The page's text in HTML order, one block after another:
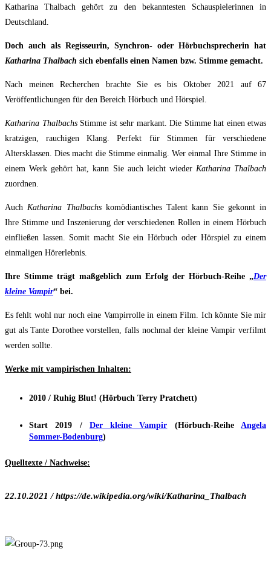
Katharina Thalbach gehört zu den bekanntesten Schauspielerinnen in
Deutschland.
Doch auch als Regisseurin, Synchron- oder Hörbuchsprecherin hat
Katharina Thalbach sich ebenfalls einen Namen bzw. Stimme gemacht.
Nach meinen Recherchen brachte Sie es bis Oktober 2021 auf 67
Veröffentlichungen für den Bereich Hörbuch und Hörspiel.
Katharina ThalbachsStimme ist sehr markant. Die Stimme hat einen etwas
kratzigen, rauchigen Klang. Perfekt für Stimmen für verschiedene
Altersklassen. Dies macht die Stimme einmalig. Wer einmal Ihre Stimme in
einem Werk gehört hat, kann Sie auch leicht wieder Katharina Thalbach
zuordnen.
Auch Katharina Thalbachskomödiantisches Talent kann Sie gekonnt in
Ihre Stimme und Inszenierung der verschiedenen Rollen in einem Hörbuch
einfließen lassen. Somit macht Sie ein Hörbuch oder Hörspiel zu einem
einmaligen Hörerlebnis.
Ihre Stimme trägt maßgeblich zum Erfolg der Hörbuch-Reihe „Der
kleine Vampir“ bei.
Es fehlt wohl nur noch eine Vampirrolle in einem Film. Ich könnte Sie mir
gut als Tante Dorothee vorstellen, falls nochmal der kleine Vampir verfilmt
werden sollte.
Werke mit vampirischen Inhalten:
2010 / Ruhig Blut! (Hörbuch Terry Pratchett)
Start 2019 / Der kleine Vampir (Hörbuch-ReiheAngela
Sommer-Bodenburg)
Quelltexte / Nachweise:
22.10.2021 / https://de.wikipedia.org/wiki/Katharina_Thalbach